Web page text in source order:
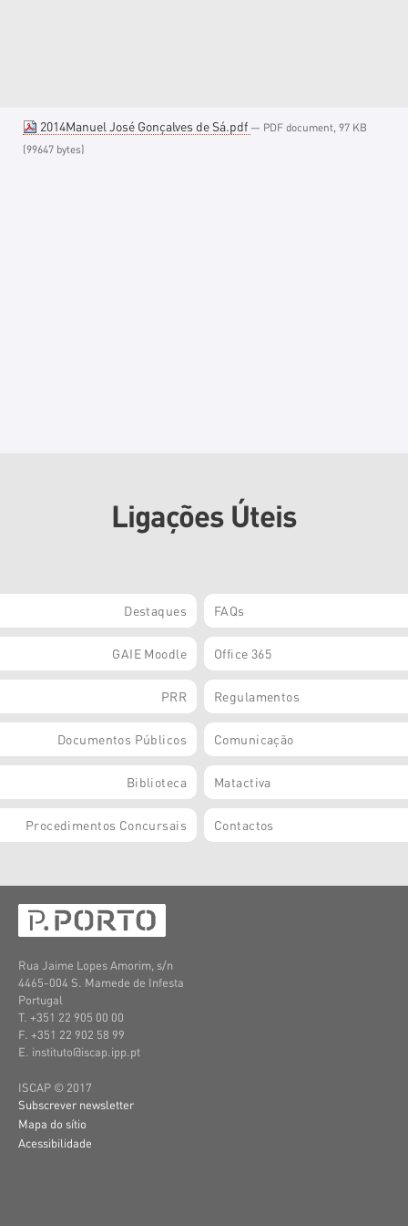
2014Manuel José Gonçalves de Sá.pdf — PDF document, 97 KB
(99647 bytes)
Ligações Úteis
Destaques FAQs
GAIE Moodle Office 365
PRR Regulamentos
Documentos Públicos Comunicação
Biblioteca Matactiva
Procedimentos Concursais Contactos
Rua Jaime Lopes Amorim, s/n
4465-004 S. Mamede de Infesta
Portugal
T. +351 22 905 00 00
F. +351 22 902 58 99
E. instituto@iscap.ipp.pt
ISCAP © 2017
Subscrever newsletter
Mapa do sítio
Acessibilidade